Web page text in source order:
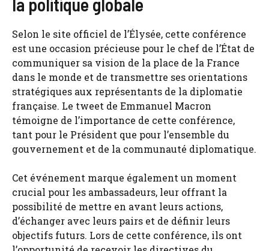
Selon le site officiel de l’Élysée, cette conférence
est une occasion précieuse pour le chef de l’État de
communiquer sa vision de la place de la France
dans le monde et de transmettre ses orientations
stratégiques aux représentants de la diplomatie
française. Le tweet de Emmanuel Macron
témoigne de l’importance de cette conférence,
tant pour le Président que pour l’ensemble du
gouvernement et de la communauté diplomatique.
Cet événement marque également un moment
crucial pour les ambassadeurs, leur offrant la
possibilité de mettre en avant leurs actions,
d’échanger avec leurs pairs et de définir leurs
objectifs futurs. Lors de cette conférence, ils ont